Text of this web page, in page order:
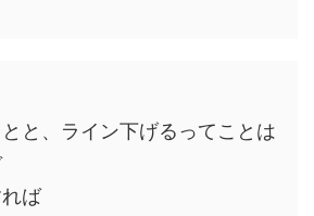
と、ライン下げるってことは
ば